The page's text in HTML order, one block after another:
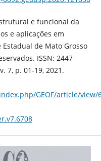
e funcional da
e aplicações em
de Mato Grosso
ISSN: 2447-
7, p. 01-19, 2021.
GEOF/article/view/